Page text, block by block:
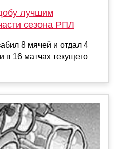
лучшим
сезона РПЛ
8 мячей и отдал 4
в 16 матчах текущего